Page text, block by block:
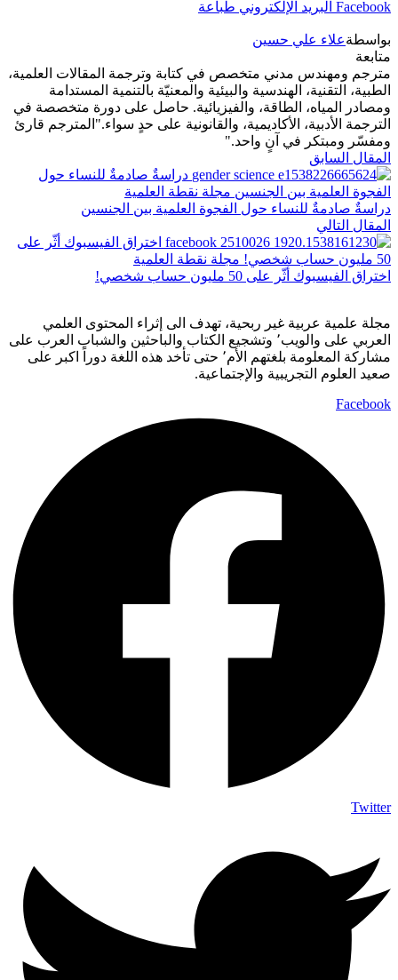
Facebook البريد الإلكتروني طباعة
بواسطةعلاء علي حسين
متابعة
مترجم ومهندس مدني متخصص في كتابة وترجمة المقالات العلمية،
الطبية، التقنية، الهندسية والبيئية والمعنيّة بالتنمية المستدامة
ومصادر المياه، الطاقة، والفيزيائية. حاصل على دورة متخصصة في
الترجمة الأدبية، الأكاديمية، والقانونية على حدٍ سواء."المترجم قارئ
ومفسّر ومبتكر في آنٍ واحد."
المقال السابق
دراسةٌ صادمةٌ للنساء حول الفجوة العلمية بين الجنسين
المقال التالي
اختراق الفيسبوك أثّر على 50 مليون حساب شخصي!
مجلة علمية عربية غير ربحية، تهدف الى إثراء المحتوى العلمي
العربي على والويب٬ وتشجيع الكتاب والباحثين والشباب العرب على
مشاركة المعلومة بلغتهم الأم٬ حتى تأخد هذه اللغة دوراً اكبر على
صعيد العلوم التجريبية والإجتماعية.
Facebook
Twitter